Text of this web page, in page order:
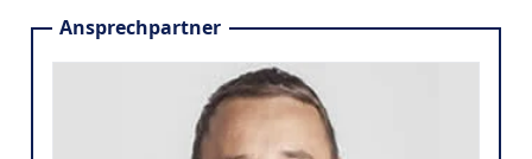
Ansprechpartner